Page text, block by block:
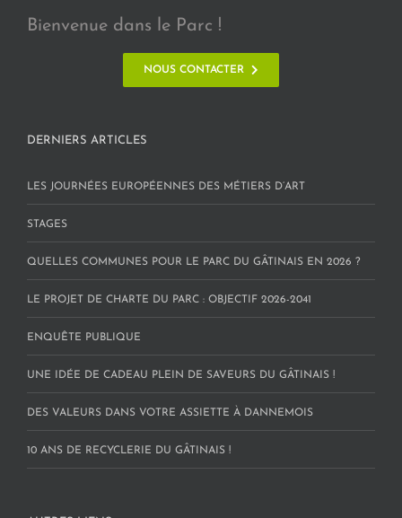
Bienvenue dans le Parc !
NOUS CONTACTER
DERNIERS ARTICLES
LES JOURNÉES EUROPÉENNES DES MÉTIERS D’ART
STAGES
QUELLES COMMUNES POUR LE PARC DU GÂTINAIS EN 2026 ?
LE PROJET DE CHARTE DU PARC : OBJECTIF 2026-2041
ENQUÊTE PUBLIQUE
UNE IDÉE DE CADEAU PLEIN DE SAVEURS DU GÂTINAIS !
DES VALEURS DANS VOTRE ASSIETTE À DANNEMOIS
10 ANS DE RECYCLERIE DU GÂTINAIS !